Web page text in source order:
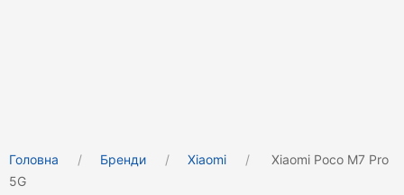
Головна Бренди Xiaomi
Xiaomi Poco M7 Pro
5G